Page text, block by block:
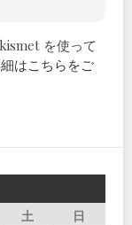
を使って
はこちらをご
土
日